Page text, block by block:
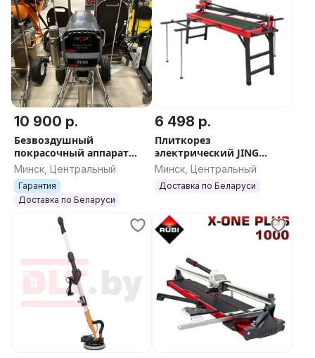
10 900 р.
Безвоздушный
покрасочный аппарат
HYVST EPT 7300, арт.3410
Минск, Центральный
Гарантия
Доставка по Беларуси
6 498 р.
Плиткорез
электрический JING
9201A-1800мм, версия 2.0,
арт.4383
Минск, Центральный
Доставка по Беларуси